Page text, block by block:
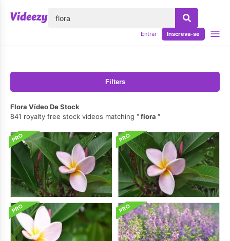
Entrar Inscreva-se
Filters
Flora Vídeo De Stock
841 royalty free stock videos matching
flora